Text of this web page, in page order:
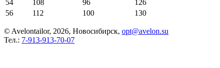
54
108 96
126
56
112 100 130
© Avelontailor, 2026, Новосибирск, opt@avelon.su
Тел.: 7-913-913-70-07